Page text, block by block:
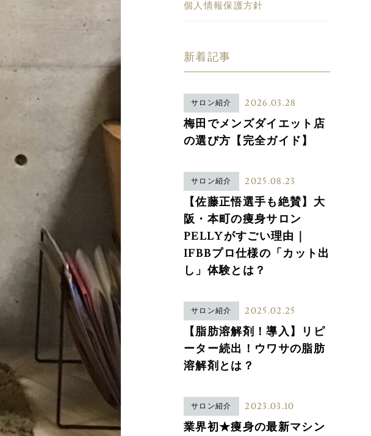
個人情報保護方針
新着記事
サロン紹介 2026.03.28
梅田でメンズダイエット店
の選び方【完全ガイド】
サロン紹介 2025.08.23
【佐藤正悟選手も絶賛】大
阪・本町の痩身サロン
PELLYがすごい理由｜
IFBBプロ仕様の「カット出
し」体験とは？
サロン紹介 2025.02.25
【脂肪溶解剤！導入】リピ
ーター続出！ウワサの脂肪
溶解剤とは？
サロン紹介 2023.03.10
業界初★痩身の最新マシン